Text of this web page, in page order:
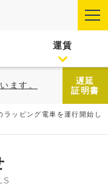
運賃
ます。
遅延
証明書
ラッピング電車を運行開始し